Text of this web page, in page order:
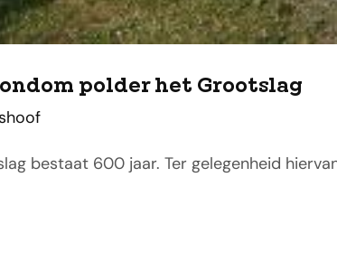
polder het Grootslag
bestaat 600 jaar. Ter gelegenheid